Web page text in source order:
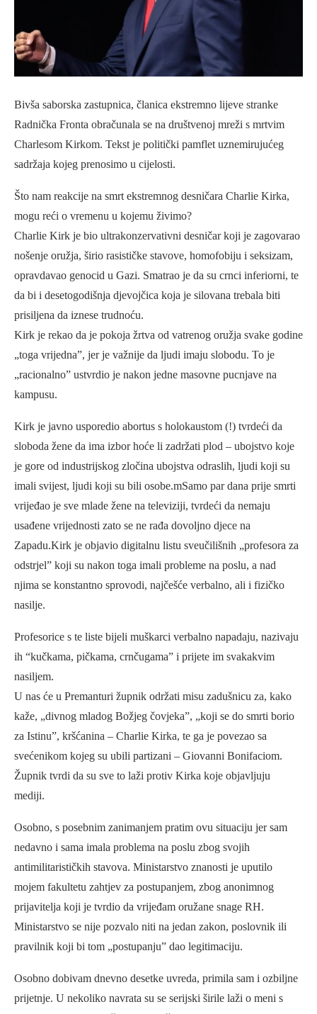
Bivša saborska zastupnica, članica ekstremno lijeve stranke
Radnička Fronta obračunala se na društvenoj mreži s mrtvim
Charlesom Kirkom. Tekst je politički pamflet uznemirujućeg
sadržaja kojeg prenosimo u cijelosti.
Što nam reakcije na smrt ekstremnog desničara Charlie Kirka,
mogu reći o vremenu u kojemu živimo?
Charlie Kirk je bio ultrakonzervativni desničar koji je zagovarao
nošenje oružja, širio rasističke stavove, homofobiju i seksizam,
opravdavao genocid u Gazi. Smatrao je da su crnci inferiorni, te
da bi i desetogodišnja djevojčica koja je silovana trebala biti
prisiljena da iznese trudnoću.
Kirk je rekao da je pokoja žrtva od vatrenog oružja svake godine
„toga vrijedna”, jer je važnije da ljudi imaju slobodu. To je
„racionalno” ustvrdio je nakon jedne masovne pucnjave na
kampusu.
Kirk je javno usporedio abortus s holokaustom (!) tvrdeći da
sloboda žene da ima izbor hoće li zadržati plod – ubojstvo koje
je gore od industrijskog zločina ubojstva odraslih, ljudi koji su
imali svijest, ljudi koji su bili osobe.mSamo par dana prije smrti
vrijeđao je sve mlade žene na televiziji, tvrdeći da nemaju
usađene vrijednosti zato se ne rađa dovoljno djece na
Zapadu.Kirk je objavio digitalnu listu sveučilišnih „profesora za
odstrjel” koji su nakon toga imali probleme na poslu, a nad
njima se konstantno sprovodi, najčešće verbalno, ali i fizičko
nasilje.
Profesorice s te liste bijeli muškarci verbalno napadaju, nazivaju
ih “kučkama, pičkama, crnčugama” i prijete im svakakvim
nasiljem.
U nas će u Premanturi župnik održati misu zadušnicu za, kako
kaže, „divnog mladog Božjeg čovjeka”, „koji se do smrti borio
za Istinu”, kršćanina – Charlie Kirka, te ga je povezao sa
svećenikom kojeg su ubili partizani – Giovanni Bonifaciom.
Župnik tvrdi da su sve to laži protiv Kirka koje objavljuju
mediji.
Osobno, s posebnim zanimanjem pratim ovu situaciju jer sam
nedavno i sama imala problema na poslu zbog svojih
antimilitarističkih stavova. Ministarstvo znanosti je uputilo
mojem fakultetu zahtjev za postupanjem, zbog anonimnog
prijavitelja koji je tvrdio da vrijeđam oružane snage RH.
Ministarstvo se nije pozvalo niti na jedan zakon, poslovnik ili
pravilnik koji bi tom „postupanju” dao legitimaciju.
Osobno dobivam dnevno desetke uvreda, primila sam i ozbiljne
prijetnje. U nekoliko navrata su se serijski širile laži o meni s